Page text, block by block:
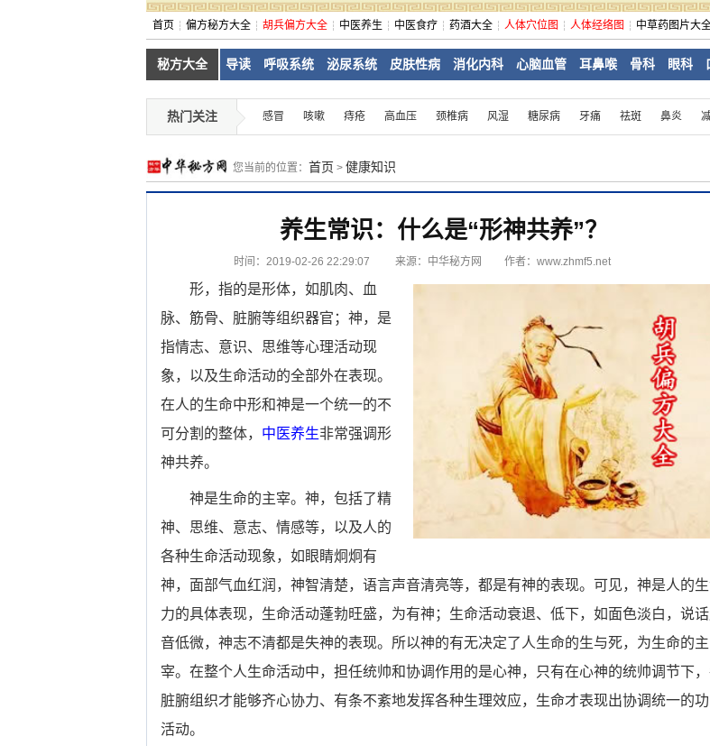
首页 偏方秘方大全 胡兵偏方大全 中医养生 中医食疗 药酒大全 人体穴位图 人体经络图 中草药图片大
秘方大全 导读 呼吸系统 泌尿系统 皮肤性病 消化内科 心脑血管 耳鼻喉 骨科 眼科
热门关注 感冒 咳嗽 痔疮 高血压 颈椎病 风湿 糖尿病 牙痛 祛斑 鼻炎
您当前的位置： 首页 > 健康知识
养生常识：什么是“形神共养”？
时间：2019-02-26 22:29:07 来源： 中华秘方网 作者：www.zhmf5.net
形，指的是形体，如肌肉、血
脉、筋骨、脏腑等组织器官；神，是
指情志、意识、思维等心理活动现
象，以及生命活动的全部外在表现。
在人的生命中形和神是一个统一的不
可分割的整体， 中医养生非常强调形
神共养。
神是生命的主宰。神，包括了精
神、思维、意志、情感等，以及人的
各种生命活动现象，如眼睛炯炯有
神，面部气血红润，神智清楚，语言声音清亮等，都是有神的表现。可见，神是人的
力的具体表现，生命活动蓬勃旺盛，为有神；生命活动衰退、低下，如面色淡白，说
音低微，神志不清都是失神的表现。所以神的有无决定了人生命的生与死，为生命的主
宰。在整个人生命活动中，担任统帅和协调作用的是心神，只有在心神的统帅调节下
脏腑组织才能够齐心协力、有条不紊地发挥各种生理效应，生命才表现出协调统一的
活动。